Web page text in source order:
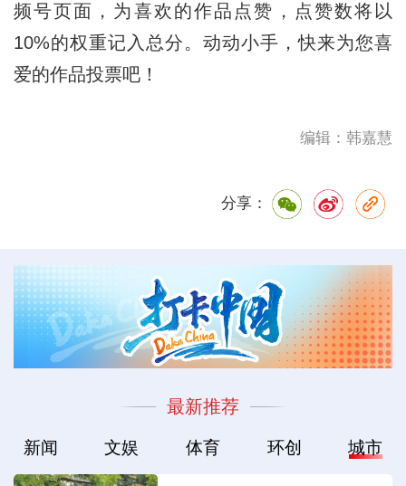
频号页面，为喜欢的作品点赞，点赞数将以
10%的权重记入总分。动动小手，快来为您喜
爱的作品投票吧！
编辑：韩嘉慧
分享：
最新推荐
新闻 文娱 体育 环创 城市